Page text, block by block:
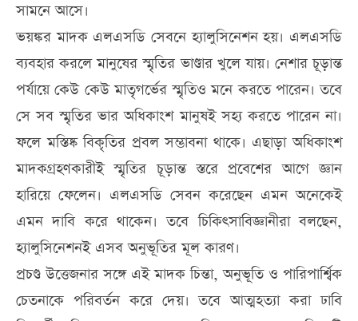
সামনে আসে।
ভয়ঙ্কর মাদক এলএসডি সেবনে হ্যালুসিনেশন হয়। এলএসডি
ব্যবহার করলে মানুষের স্মৃতির ভাণ্ডার খুলে যায়। নেশার চূড়ান্ত
পর্যায়ে কেউ কেউ মাতৃগর্ভের স্মৃতিও মনে করতে পারেন। তবে
সে সব স্মৃতির ভার অধিকাংশ মানুষই সহ্য করতে পারেন না।
ফলে মস্তিষ্ক বিকৃতির প্রবল সম্ভাবনা থাকে। এছাড়া অধিকাংশ
মাদকগ্রহণকারীই স্মৃতির চূড়ান্ত স্তরে প্রবেশের আগে জ্ঞান
হারিয়ে ফেলেন। এলএসডি সেবন করেছেন এমন অনেকেই
এমন দাবি করে থাকেন। তবে চিকিৎসাবিজ্ঞানীরা বলছেন,
হ্যালুসিনেশনই এসব অনুভূতির মূল কারণ।
প্রচণ্ড উত্তেজনার সঙ্গে এই মাদক চিন্তা, অনুভূতি ও পারিপার্শ্বিক
চেতনাকে পরিবর্তন করে দেয়। তবে আত্মহত্যা করা ঢাবি